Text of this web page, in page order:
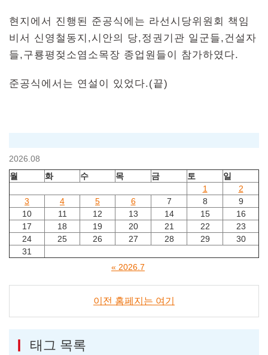
현지에서 진행된 준공식에는 라선시당위원회 책임
비서 신영철동지,시안의 당,정권기관 일군들,건설자
들,구룡평젖소염소목장 종업원들이 참가하였다.
준공식에서는 연설이 있었다.(끝)
2026.08
월
화 수 목 금 토
일
1
2
3
4 5 6 7 8
9
10
11 12 13 14 15
16
17
18 19 20 21 22
23
24
25 26 27 28 29
30
31
« 2026.7
이전 홈페지는 여기
태그 목록